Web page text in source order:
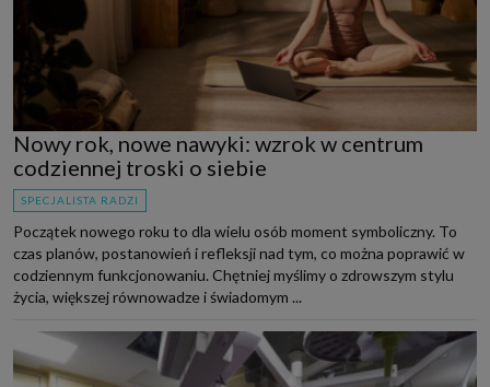
Nowy rok, nowe nawyki: wzrok w centrum
codziennej troski o siebie
SPECJALISTA RADZI
Początek nowego roku to dla wielu osób moment symboliczny. To
czas planów, postanowień i refleksji nad tym, co można poprawić w
codziennym funkcjonowaniu. Chętniej myślimy o zdrowszym stylu
życia, większej równowadze i świadomym ...